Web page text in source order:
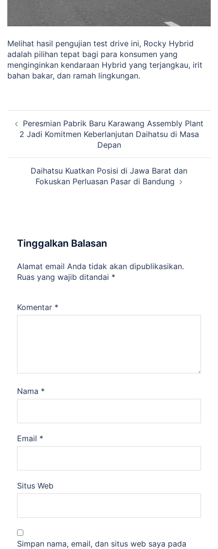
Melihat hasil pengujian test drive ini, Rocky Hybrid
adalah pilihan tepat bagi para konsumen yang
menginginkan kendaraan Hybrid yang terjangkau, irit
bahan bakar, dan ramah lingkungan.
Tulisan
Peresmian Pabrik Baru Karawang Assembly Plant
2 Jadi Komitmen Keberlanjutan Daihatsu di Masa
Depan
Daihatsu Kuatkan Posisi di Jawa Barat dan
Fokuskan Perluasan Pasar di Bandung
Tinggalkan Balasan
Alamat email Anda tidak akan dipublikasikan.
Ruas yang wajib ditandai *
Komentar *
Nama *
Email *
Situs Web
Simpan nama, email, dan situs web saya pada